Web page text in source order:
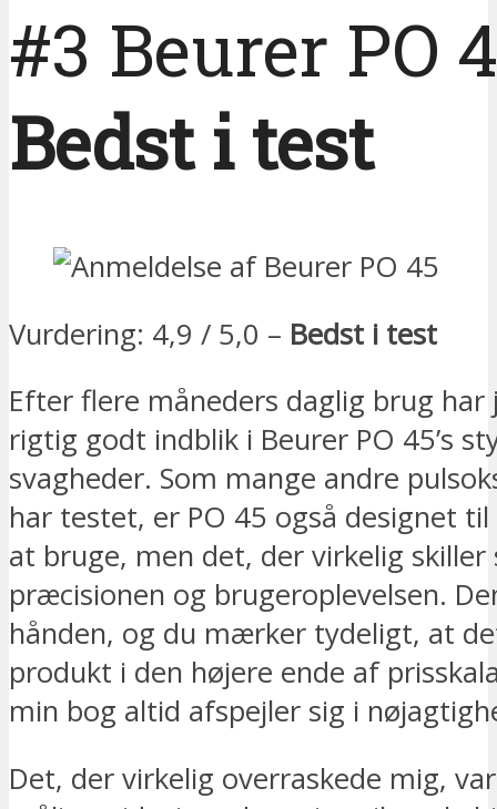
#3 Beurer PO
Bedst i test
Vurdering: 4,9 / 5,0 – Bedst i test
Efter flere måneders daglig brug
rigtig godt indblik i Beurer PO 45’s
svagheder. Som mange andre
har testet, er PO 45 også designet
at bruge, men det, der virkelig skiller
præcisionen og brugeroplevelsen.
hånden, og du mærker tydeligt, at
produkt i den højere ende af
min bog altid afspejler sig i
Det, der virkelig overraskede mig,